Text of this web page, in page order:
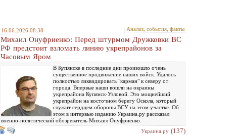
16.06.2026 08:38 Анализ, события, факты
Михаил Онуфриенко: Перед штурмом Дружковки ВС
РФ предстоит взломать линию укрепрайонов за
Часовым Яром
В Купянске в последние дни произошло очень
существенное продвижение наших войск. Удалось
полностью ликвидировать "карман" к северу от
города. Впервые наши вошли на окраины
укрепрайона Купянск-Узловой. Это мощнейший
укрепрайон на восточном берегу Оскола, который
служит сердцем обороны ВСУ на этом участке. Об
этом в интервью изданию Украина.ру рассказал
военно-политический обозреватель Михаил Онуфриенко.
Украина.ру (137)